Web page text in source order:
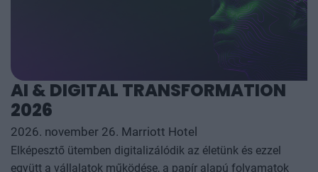
döntéseihez. A konferencia háromnapos szakmai
programmal várja az érdeklődőket: az esemény ünnepélyes
szakmai előesttel kezdődik, amelyet további két, rendkívül
összetett és kimerítően részletes egész napos szakmai
tartalmi kínálat követ. A konferencián a hazai
államigazgatási, banki, vállalati és érdekképviseleti szféra
csúcsvezetői nyújtanak első kézből származó, releváns
információkat, amelyek az agrárgazdaság valamennyi
szereplője – a termelők, az élelmiszergyártók és a
kereskedők – számára egyaránt hasznos tájékoztatásul
AI & DIGITAL TRANSFORMATION
2026
2026. november 26. Marriott Hotel
Elképesztő ütemben digitalizálódik az életünk és ezzel
együtt a vállalatok működése, a papír alapú folyamatok